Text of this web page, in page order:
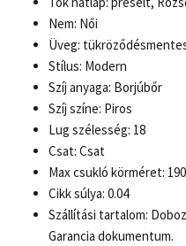
Nem: Női
Üveg:
Stílus: Modern
Szíj anyaga: Borjúbőr
Szíj színe: Piros
Lug szélesség: 18
Csat: Csat
Max csukló körméret: 190
Cikk súlya: 0.04
Szállítási tartalom:
Garancia dokumentum.